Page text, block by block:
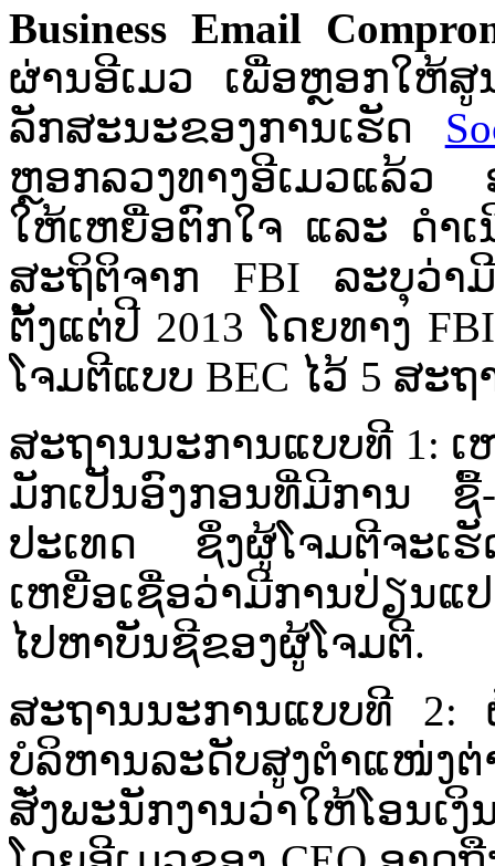
Business Email
ຜ່ານ​ອີ​ເມວ ​ເພື່ອ​ຫຼອກ​ໃຫ້​ສູ
ລັກສະນະ​ຂອງ​ການເຮັດ​
ຫຼອກລວງ​ທາງ​ອີ​ເມວ​ແລ້ວ​
ໃຫ້​ເຫຍື່ອຕົ​ກ​ໃຈ​ ແລະ​ ​ດຳ​
ສະ​ຖິ​ຕິ​ຈາກ​ FBI ລະ​ບຸ​ວ່າ​ມີ​
ຕັ້ງ​ແຕ່​ປີ​ 2013 ໂດຍ​ທາງ​
ໂຈມ​ຕີ​ແບບ​ BEC ໄວ້​ 5 ສະ
ສະຖານນະການແບບ​ທີ​ 1:
ມັກ​ເປັນ​ອົງ​ກອນ​ທີ່​ມີການ
ປະເທດ​ ຊຶ່ງ​ຜູ້​ໂຈມ​ຕີ​ຈະ​ເ
ເຫຍື່ອ​ເຊື່ອ​ວ່າ​ມີ​ການ​ປ່ຽນ​ແ
ໄປ​ຫາບັນ​ຊີ​ຂອງ​ຜູ້​ໂຈມ​ຕີ​.
ສະຖານນະການແບບ​ທີ​ 2:
ບໍລິຫານລະດັບ​ສູງ​ຕຳແໜ່ງ​ຕ່
ສັ່ງ​ພ​ະນັກ​ງານ​ວ່າ​ໃຫ້​ໂອນ​ເ